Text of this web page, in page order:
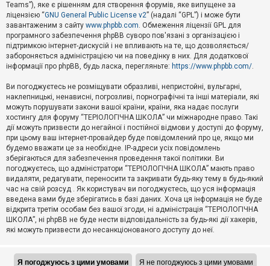
А
к
т
и
в
н
і
м
и
П
о
ш
у
Д
о
п
о
м
Teams”), яке є рішенням для створення форумів, яке випущене за
ліцензією “GNU General Public License v2” (надалі “GPL”) і може бути
завантаженим з сайту www.phpbb.com. Обмеження ліцензії GPL для
програмного забезпечення phpBB суворо пов'язані з організацією і
підтримкою інтернет-дискусій і не впливають на те, що дозволяється/
забороняється адміністрацією чи на поведінку в них. Для додаткової
інформації про phpBB, будь ласка, перегляньте: https://www.phpbb.com/.
Ви погоджуєтесь не розміщувати образливі, непристойні, вульгарні,
наклепницькі, ненависні, погрозливі, порнографічні та інші матеріали, які
можуть порушувати закони вашої країни, країни, яка надає послуги
хостингу для форуму “ТЕРІОЛОГІЧНА ШКОЛА” чи міжнародне право. Такі
дії можуть призвести до негайної і постійної відмови у доступі до форуму,
при цьому ваш інтернет-провайдер буде повідомлений про це, якщо ми
будемо вважати це за необхідне. IP-адреси усіх повідомлень
зберігаються для забезпечення проведення такої політики. Ви
погоджуєтесь, що адміністратори “ТЕРІОЛОГІЧНА ШКОЛА” мають право
видаляти, редагувати, переносити та закривати будь-яку тему в будь-який
час на свій розсуд . Як користувач ви погоджуєтесь, що уся інформація
введена вами буде зберігатись в базі даних. Хоча ця інформація не буде
відкрита третім особам без вашої згоди, ні адміністрація “ТЕРІОЛОГІЧНА
ШКОЛА”, ні phpBB не буде нести відповідальність за будь-які дії хакерів,
які можуть призвести до несанкціонованого доступу до неї.